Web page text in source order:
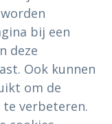
bij een
deze
Ook kunnen
om de
verbeteren.